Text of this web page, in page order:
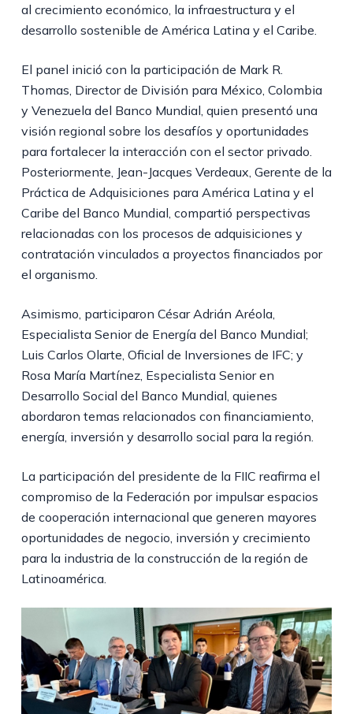
al crecimiento económico, la infraestructura y el
desarrollo sostenible de América Latina y el Caribe.
El panel inició con la participación de Mark R.
Thomas, Director de División para México, Colombia
y Venezuela del Banco Mundial, quien presentó una
visión regional sobre los desafíos y oportunidades
para fortalecer la interacción con el sector privado.
Posteriormente, Jean-Jacques Verdeaux, Gerente de la
Práctica de Adquisiciones para América Latina y el
Caribe del Banco Mundial, compartió perspectivas
relacionadas con los procesos de adquisiciones y
contratación vinculados a proyectos financiados por
el organismo.
Asimismo, participaron César Adrián Aréola,
Especialista Senior de Energía del Banco Mundial;
Luis Carlos Olarte, Oficial de Inversiones de IFC; y
Rosa María Martínez, Especialista Senior en
Desarrollo Social del Banco Mundial, quienes
abordaron temas relacionados con financiamiento,
energía, inversión y desarrollo social para la región.
La participación del presidente de la FIIC reafirma el
compromiso de la Federación por impulsar espacios
de cooperación internacional que generen mayores
oportunidades de negocio, inversión y crecimiento
para la industria de la construcción de la región de
Latinoamérica.